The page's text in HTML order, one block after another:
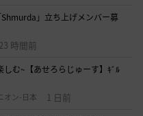
」立ち上げメンバー募
23 時間前
しむ~【あせろらじゅーす】ｷﾞﾙ
オン-日本 1 日前